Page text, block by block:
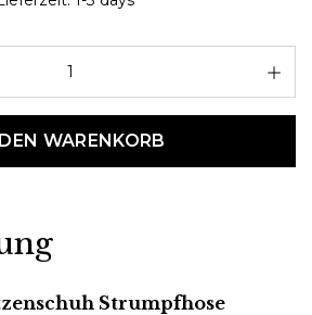
WARENKORB
Strumpfhose